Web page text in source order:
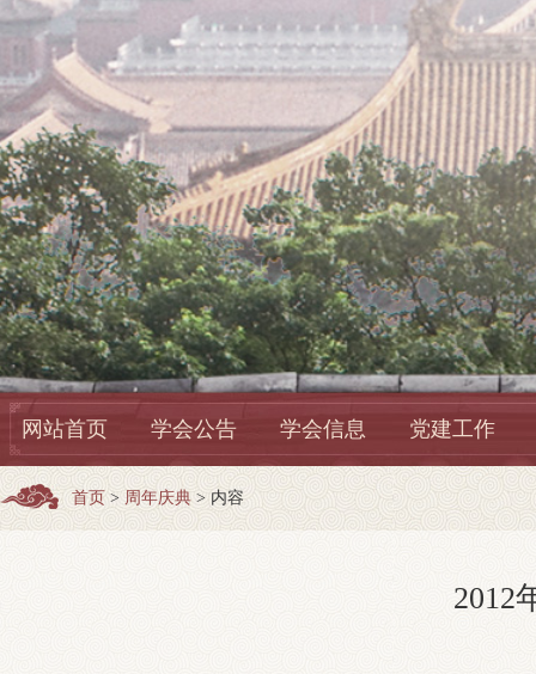
网站首页 学会公告 学会信息 党建工作
首页 > 周年庆典 > 内容
2012